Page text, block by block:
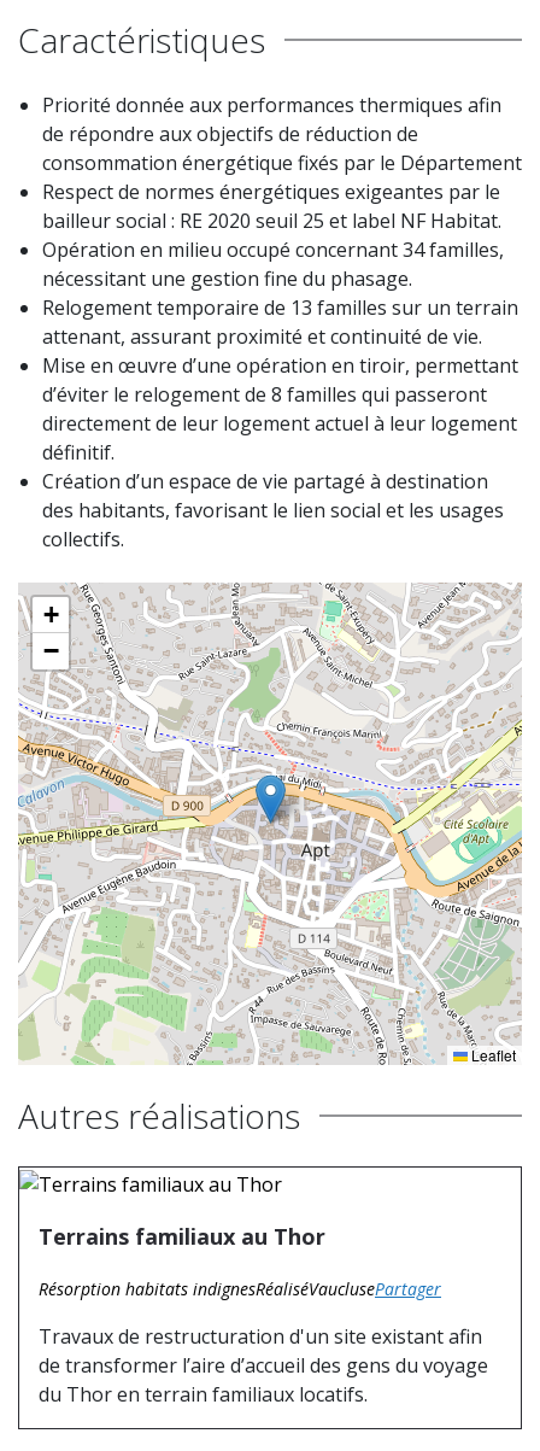
Caractéristiques
Priorité donnée aux performances thermiques afin
de répondre aux objectifs de réduction de
consommation énergétique fixés par le Département
Respect de normes énergétiques exigeantes par le
bailleur social : RE 2020 seuil 25 et label NF Habitat.
Opération en milieu occupé concernant 34 familles,
nécessitant une gestion fine du phasage.
Relogement temporaire de 13 familles sur un terrain
attenant, assurant proximité et continuité de vie.
Mise en œuvre d’une opération en tiroir, permettant
d’éviter le relogement de 8 familles qui passeront
directement de leur logement actuel à leur logement
définitif.
Création d’un espace de vie partagé à destination
des habitants, favorisant le lien social et les usages
collectifs.
+
−
Leaflet
Autres réalisations
Terrains familiaux au Thor
Résorption habitats indignesRéaliséVauclusePartager
Travaux de restructuration d'un site existant afin
de transformer l’aire d’accueil des gens du voyage
du Thor en terrain familiaux locatifs.